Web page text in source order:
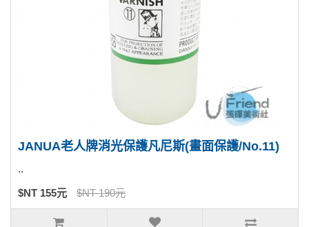
JANUA老人牌消光保護凡尼斯(畫面保護/No.11)
..
$NT 155元 $NT 190元